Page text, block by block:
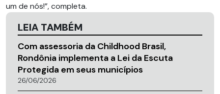
um de nós!”, completa.
LEIA TAMBÉM
Com assessoria da Childhood Brasil,
Rondônia implementa a Lei da Escuta
Protegida em seus municípios
26/06/2026